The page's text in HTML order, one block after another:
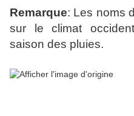
Remarque: Les noms
sur le climat
saison des pluies.